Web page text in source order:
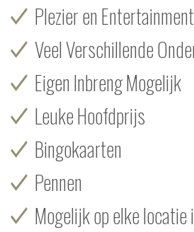
Plezier en Entertainment
Veel Verschillende
Eigen Inbreng Mogelijk
Leuke Hoofdprijs
Bingokaarten
Pennen
Mogelijk op elke locatie